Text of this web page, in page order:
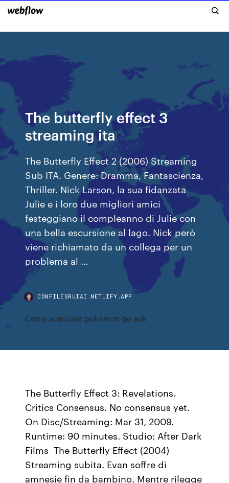
The butterfly effect 3
streaming ita
The Butterfly Effect 2 (2006) Streaming
Sub ITA. Genere: Dramma, Fantascienza,
Thriller. Nick Larson, la sua fidanzata
Julie e i loro due migliori amici
festeggiano il compleanno di Julie con
una bella escursione al lago. Nick però
viene richiamato da un collega per un
problema al …
CDNFILESRUIAI.NETLIFY.APP
Come scaricare pokemon go apk
The Butterfly Effect 3: Revelations.
Critics Consensus. No consensus yet.
On Disc/Streaming: Mar 31, 2009.
Runtime: 90 minutes. Studio: After Dark
Films The Butterfly Effect (2004)
Streaming subita. Evan soffre di
amnesie fin da bambino. Mentre rilegge